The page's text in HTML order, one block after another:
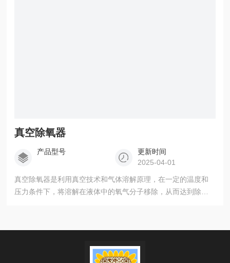
真空除氧器
产品型号
更新时间
2025-04-01
真空除氧器是利用真空技术和气体溶解原理，在一定的温度和
压力条件下，将溶解在液体中的氧气分子移除，从而达到除氧
品的稳定性和品质。